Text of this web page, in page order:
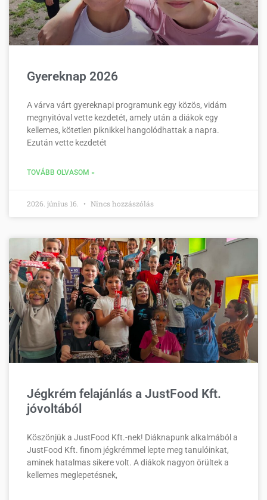
Gyereknap 2026
A várva várt gyereknapi programunk egy közös, vidám
megnyitóval vette kezdetét, amely után a diákok egy
kellemes, kötetlen piknikkel hangolódhattak a napra.
Ezután vette kezdetét
TOVÁBB OLVASOM »
2026. június 16. Nincs hozzászólás
Jégkrém felajánlás a JustFood Kft.
jóvoltából
Köszönjük a JustFood Kft.-nek! Diáknapunk alkalmából a
JustFood Kft. finom jégkrémmel lepte meg tanulóinkat,
aminek hatalmas sikere volt. A diákok nagyon örültek a
kellemes meglepetésnek,